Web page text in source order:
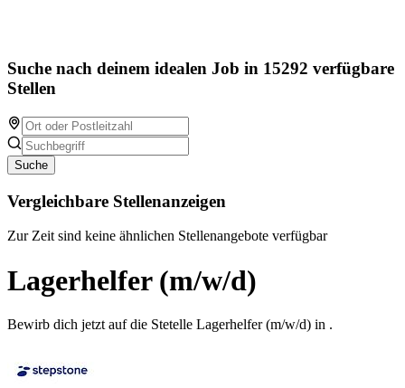
Suche nach deinem idealen Job in 15292 verfügbare
Stellen
Suche
Vergleichbare Stellenanzeigen
Zur Zeit sind keine ähnlichen Stellenangebote verfügbar
Lagerhelfer (m/w/d)
Bewirb dich jetzt auf die Stetelle Lagerhelfer (m/w/d) in .